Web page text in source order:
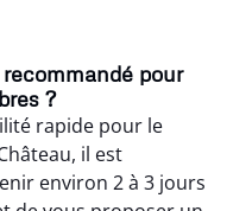
pour
?
rapide pour le
il est
environ 2 à 3 jours